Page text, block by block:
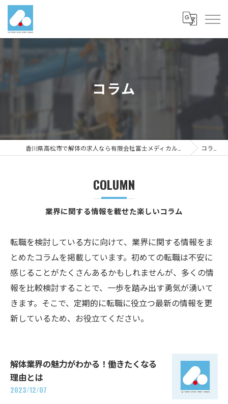
コラム
コラム
COLUMN
業界に関する情報を載せた楽しいコラム
転職を検討している方に向けて、業界に関する情報をま
とめたコラムを掲載しています。初めての転職は不安に
感じることがたくさんあるかもしれませんが、多くの情
報を比較検討することで、一歩を踏み出す勇気が湧いて
きます。そこで、定期的に転職に役立つ最新の情報を更
新しているため、お役立てください。
解体業界の魅力がわかる！働きたくなる
理由とは
2023/12/07